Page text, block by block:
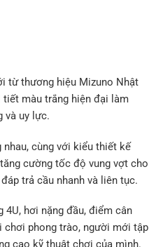
từ thương hiệu Mizuno Nhật
tiết màu trắng hiện đại làm
và uy lực.
cùng với kiểu thiết kế
cường tốc độ vung vợt cho
trả cầu nhanh và liên tục.
hơi nặng đầu, điểm cân
chơi phong trào, người mới tập
cao kỹ thuật chơi của mình.